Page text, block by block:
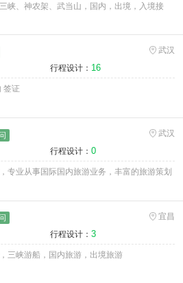
峡、神农架、武当山，国内，出境，入境接
武汉
行程设计： 16
签证
武汉
行程设计： 0
专业从事国际国内旅游业务，丰富的旅游策划
宜昌
行程设计： 3
三峡游船，国内旅游，出境旅游